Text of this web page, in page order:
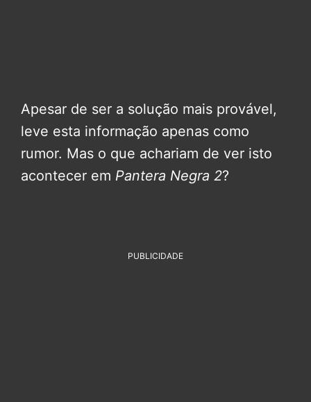
Apesar de ser a solução mais provável,
leve esta informação apenas como
rumor. Mas o que achariam de ver isto
acontecer em Pantera Negra 2?
PUBLICIDADE